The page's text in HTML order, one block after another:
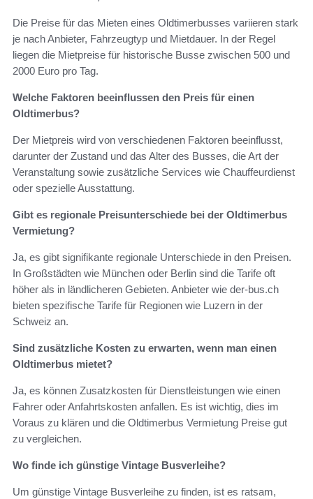
Die Preise für das Mieten eines Oldtimerbusses variieren stark
je nach Anbieter, Fahrzeugtyp und Mietdauer. In der Regel
liegen die Mietpreise für historische Busse zwischen 500 und
2000 Euro pro Tag.
Welche Faktoren beeinflussen den Preis für einen
Oldtimerbus?
Der Mietpreis wird von verschiedenen Faktoren beeinflusst,
darunter der Zustand und das Alter des Busses, die Art der
Veranstaltung sowie zusätzliche Services wie Chauffeurdienst
oder spezielle Ausstattung.
Gibt es regionale Preisunterschiede bei der Oldtimerbus
Vermietung?
Ja, es gibt signifikante regionale Unterschiede in den Preisen.
In Großstädten wie München oder Berlin sind die Tarife oft
höher als in ländlicheren Gebieten. Anbieter wie der-bus.ch
bieten spezifische Tarife für Regionen wie Luzern in der
Schweiz an.
Sind zusätzliche Kosten zu erwarten, wenn man einen
Oldtimerbus mietet?
Ja, es können Zusatzkosten für Dienstleistungen wie einen
Fahrer oder Anfahrtskosten anfallen. Es ist wichtig, dies im
Voraus zu klären und die Oldtimerbus Vermietung Preise gut
zu vergleichen.
Wo finde ich günstige Vintage Busverleihe?
Um günstige Vintage Busverleihe zu finden, ist es ratsam,